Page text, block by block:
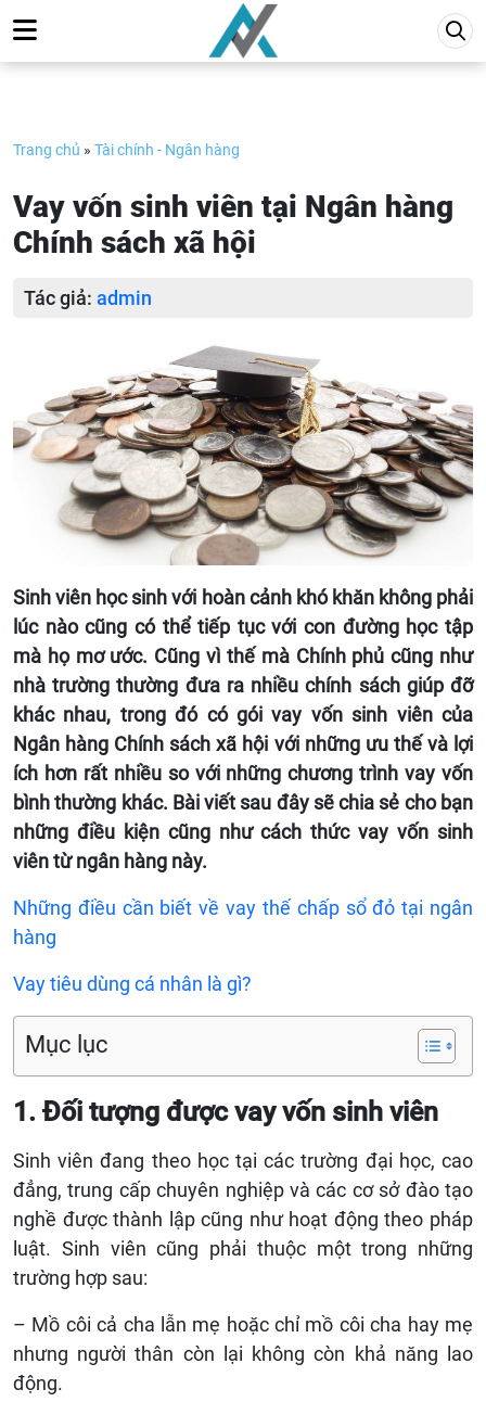
to
content
Trang chủ » Tài chính - Ngân hàng
Vay vốn sinh viên tại Ngân hàng
Chính sách xã hội
Tác giả: admin
Sinh viên học sinh với hoàn cảnh khó khăn không phải
lúc nào cũng có thể tiếp tục với con đường học tập
mà họ mơ ước. Cũng vì thế mà Chính phủ cũng như
nhà trường thường đưa ra nhiều chính sách giúp đỡ
khác nhau, trong đó có gói vay vốn sinh viên của
Ngân hàng Chính sách xã hội với những ưu thế và lợi
ích hơn rất nhiều so với những chương trình vay vốn
bình thường khác. Bài viết sau đây sẽ chia sẻ cho bạn
những điều kiện cũng như cách thức vay vốn sinh
viên từ ngân hàng này.
Những điều cần biết về vay thế chấp sổ đỏ tại ngân
hàng
Vay tiêu dùng cá nhân là gì?
Mục lục
1. Đối tượng được vay vốn sinh viên
Sinh viên đang theo học tại các trường đại học, cao
đẳng, trung cấp chuyên nghiệp và các cơ sở đào tạo
nghề được thành lập cũng như hoạt động theo pháp
luật. Sinh viên cũng phải thuộc một trong những
trường hợp sau:
– Mồ côi cả cha lẫn mẹ hoặc chỉ mồ côi cha hay mẹ
nhưng người thân còn lại không còn khả năng lao
động.